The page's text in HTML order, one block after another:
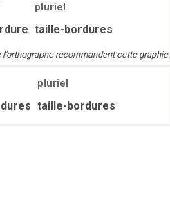
pluriel
taille-bordures
recommandent cette graphie.
pluriel
taille-bordures